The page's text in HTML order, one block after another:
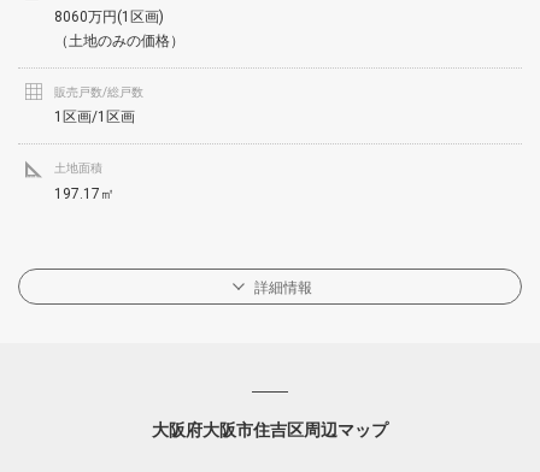
8060万円(1区画)
（土地のみの価格）
販売戸数/総戸数
1区画/1区画
土地面積
197.17㎡
詳細情報
大阪府大阪市住吉区周辺マップ